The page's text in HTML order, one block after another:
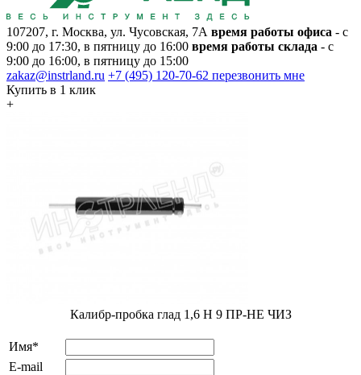
107207, г. Москва, ул. Чусовская, 7А время работы офиса - с
9:00 до 17:30, в пятницу до 16:00 время работы склада - с
9:00 до 16:00, в пятницу до 15:00
zakaz@instrland.ru +7 (495) 120-70-62 перезвонить мне
Купить в 1 клик
+
Калибр-пробка глад 1,6 H 9 ПР-НЕ ЧИЗ
Имя*
E-mail